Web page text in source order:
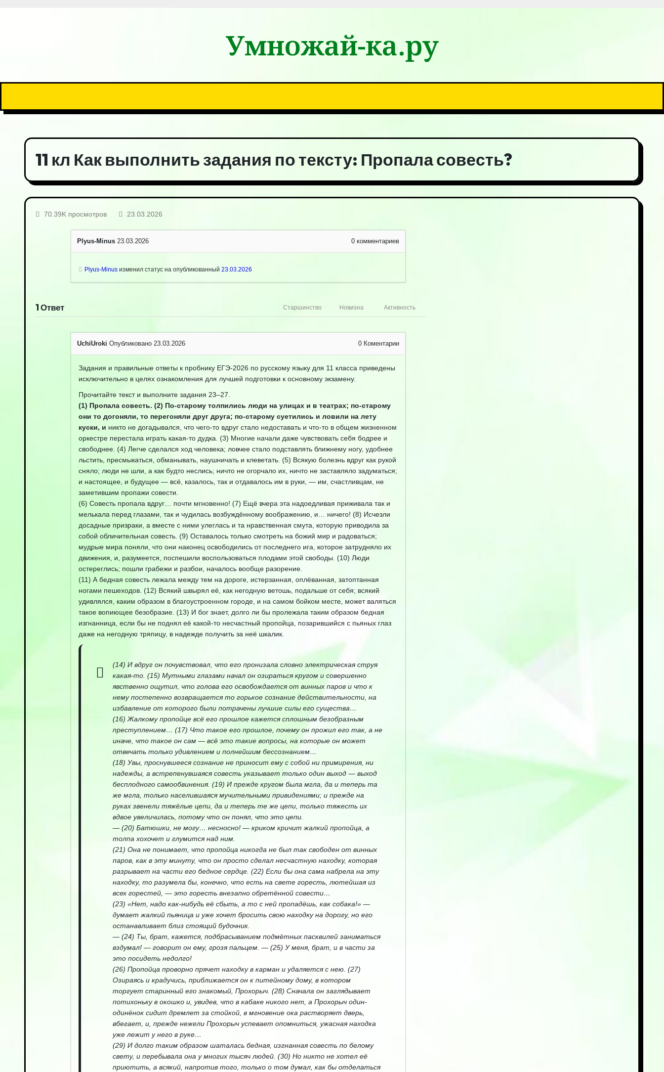
Умножай-ка.ру
11 кл Как выполнить задания по тексту: Пропала совесть?
70.39K просмотров 23.03.2026
Plyus-Minus 23.03.2026 0 комментариев
Plyus-Minus изменил статус на опубликованный 23.03.2026
1Ответ Активность
Новизна
Старшинство
UchiUroki Опубликовано 23.03.2026 0 Коментарии
Задания и правильные ответы к пробнику ЕГЭ-2026 по русскому языку для 11 класса приведены
исключительно в целях ознакомления для лучшей подготовки к основному экзамену.
Прочитайте текст и выполните задания 23–27.
(1) Пропала совесть. (2) По-старому толпились люди на улицах и в театрах; по-старому
они то догоняли, то перегоняли друг друга; по-старому суетились и ловили на лету
куски, и никто не догадывался, что чего-то вдруг стало недоставать и что-то в общем жизненном
оркестре перестала играть какая-то дудка. (3) Многие начали даже чувствовать себя бодрее и
свободнее. (4) Легче сделался ход человека; ловчее стало подставлять ближнему ногу, удобнее
льстить, пресмыкаться, обманывать, наушничать и клеветать. (5) Всякую болезнь вдруг как рукой
сняло; люди не шли, а как будто неслись; ничто не огорчало их, ничто не заставляло задуматься;
и настоящее, и будущее — всё, казалось, так и отдавалось им в руки, — им, счастливцам, не
заметившим пропажи совести.
(6) Совесть пропала вдруг… почти мгновенно! (7) Ещё вчера эта надоедливая приживала так и
мелькала перед глазами, так и чудилась возбуждённому воображению, и… ничего! (8) Исчезли
досадные призраки, а вместе с ними улеглась и та нравственная смута, которую приводила за
собой обличительная совесть. (9) Оставалось только смотреть на божий мир и радоваться;
мудрые мира поняли, что они наконец освободились от последнего ига, которое затрудняло их
движения, и, разумеется, поспешили воспользоваться плодами этой свободы. (10) Люди
остереглись; пошли грабежи и разбои, началось вообще разорение.
(11) А бедная совесть лежала между тем на дороге, истерзанная, оплёванная, затоптанная
ногами пешеходов. (12) Всякий швырял её, как негодную ветошь, подальше от себя; всякий
удивлялся, каким образом в благоустроенном городе, и на самом бойком месте, может валяться
такое вопиющее безобразие. (13) И бог знает, долго ли бы пролежала таким образом бедная
изгнанница, если бы не поднял её какой-то несчастный пропойца, позарившийся с пьяных глаз
даже на негодную тряпицу, в надежде получить за неё шкалик.
(14) И вдруг он почувствовал, что его пронизала словно электрическая струя
какая-то. (15) Мутными глазами начал он озираться кругом и совершенно
явственно ощутил, что голова его освобождается от винных паров и что к
нему постепенно возвращается то горькое сознание действительности, на
избавление от которого были потрачены лучшие силы его существа…
(16) Жалкому пропойце всё его прошлое кажется сплошным безобразным
преступлением… (17) Что такое его прошлое, почему он прожил его так, а не
иначе, что такое он сам — всё это такие вопросы, на которые он может
отвечать только удивлением и полнейшим бессознанием…
(18) Увы, проснувшееся сознание не приносит ему с собой ни примирения, ни
надежды, а встрепенувшаяся совесть указывает только один выход — выход
бесплодного самообвинения. (19) И прежде кругом была мгла, да и теперь та
же мгла, только населившаяся мучительными привидениями; и прежде на
руках звенели тяжёлые цепи, да и теперь те же цепи, только тяжесть их
вдвое увеличилась, потому что он понял, что это цепи.
— (20) Батюшки, не могу… несносно! — криком кричит жалкий пропойца, а
толпа хохочет и глумится над ним.
(21) Она не понимает, что пропойца никогда не был так свободен от винных
паров, как в эту минуту, что он просто сделал несчастную находку, которая
разрывает на части его бедное сердце. (22) Если бы она сама набрела на эту
находку, то разумела бы, конечно, что есть на свете горесть, лютейшая из
всех горестей, — это горесть внезапно обретённой совести…
(23) «Нет, надо как-нибудь её сбыть, а то с ней пропадёшь, как собака!» —
думает жалкий пьяница и уже хочет бросить свою находку на дорогу, но его
останавливает близ стоящий будочник.
— (24) Ты, брат, кажется, подбрасыванием подмётных пасквилей заниматься
вздумал! — говорит он ему, грозя пальцем. — (25) У меня, брат, и в части за
это посидеть недолго!
(26) Пропойца проворно прячет находку в карман и удаляется с нею. (27)
Озираясь и крадучись, приближается он к питейному дому, в котором
торгует старинный его знакомый, Прохорыч. (28) Сначала он заглядывает
потихоньку в окошко и, увидев, что в кабаке никого нет, а Прохорыч один-
одинёнок сидит дремлет за стойкой, в мгновение ока растворяет дверь,
вбегает, и, прежде нежели Прохорыч успевает опомниться, ужасная находка
уже лежит у него в руке…
(29) И долго таким образом шаталась бедная, изгнанная совесть по белому
свету, и перебывала она у многих тысяч людей. (30) Но никто не хотел её
приютить, а всякий, напротив того, только о том думал, как бы отделаться